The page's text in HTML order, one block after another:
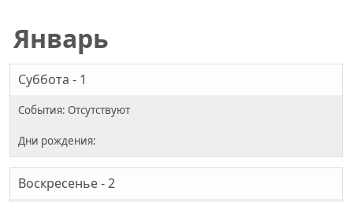
Январь
Суббота - 1
Воскресенье - 2